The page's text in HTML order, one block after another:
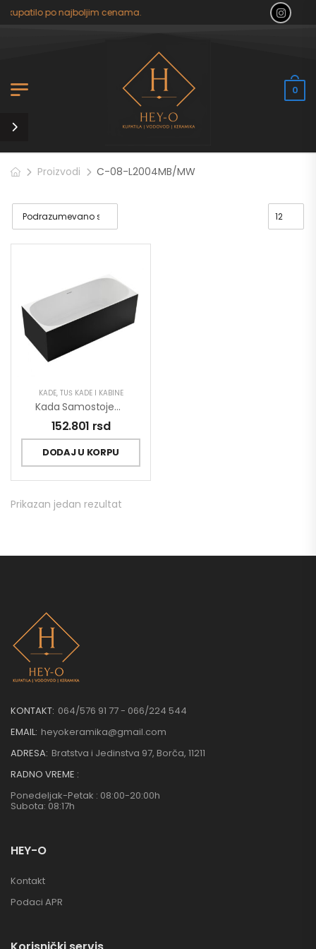
kupatilo po najboljim cenama.
0
Proizvodi C-08-L2004MB/MW
KADE, TUŠ KADE I KABINE
Kada Samostojeća COPEN INGRID 1700x750x585mm Mat Crna/mat Bela
152.801 rsd
DODAJ U KORPU
Prikazan jedan rezultat
KONTAKT: 064/576 91 77 - 066/224 544
EMAIL: heyokeramika@gmail.com
ADRESA: Bratstva i Jedinstva 97, Borča, 11211
RADNO VREME :
Ponedeljak-Petak : 08:00-20:00h
Subota: 08:17h
HEY-O
Kontakt
Podaci APR